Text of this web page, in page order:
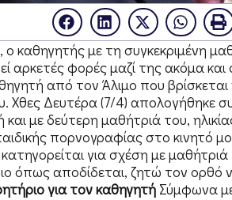
καθηγητής με τη συγκεκριμένη
αρκετές φορές μαζί της ακόμα
από τον Άλιμο που
Χθες Δευτέρα (7/4) απολογήθηκε
και με δεύτερη μαθήτριά του,
πορνογραφίας στο κινητό
για σχέση με
όπως αποδίδεται, ζητώ τον
για τον καθηγητήΣύμφωνα